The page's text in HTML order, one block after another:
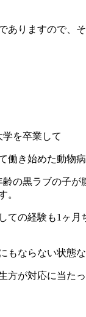
ありますので、
学を卒業して
働き始めた動物
齢の黒ラブの子が
。
ての経験も1ヶ月
もならない状態
方が対応に当たっ